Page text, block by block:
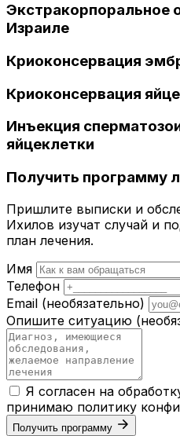
Экстракорпоральное
Израиле
Криоконсервация
Криоконсервация
Инъекция
яйцеклетки
Получить программу
Пришлите выписки и
Ихилов изучат случай и
план лечения.
Имя
Телефон
Email (необязательно)
Опишите ситуацию
Я согласен на
принимаю политику
Получить программу